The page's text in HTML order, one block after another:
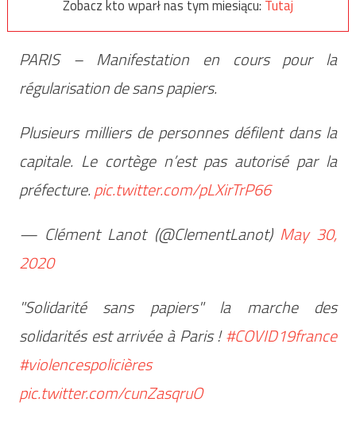
Zobacz kto wparł nas tym miesiącu: Tutaj
PARIS – Manifestation en cours pour la
régularisation de sans papiers.
Plusieurs milliers de personnes défilent dans la
capitale. Le cortège n’est pas autorisé par la
préfecture.pic.twitter.com/pLXirTrP66
— Clément Lanot (@ClementLanot) May 30,
2020
"Solidarité sans papiers" la marche des
solidarités est arrivée à Paris !#COVID19france
#violencespolicières
pic.twitter.com/cunZasqruO